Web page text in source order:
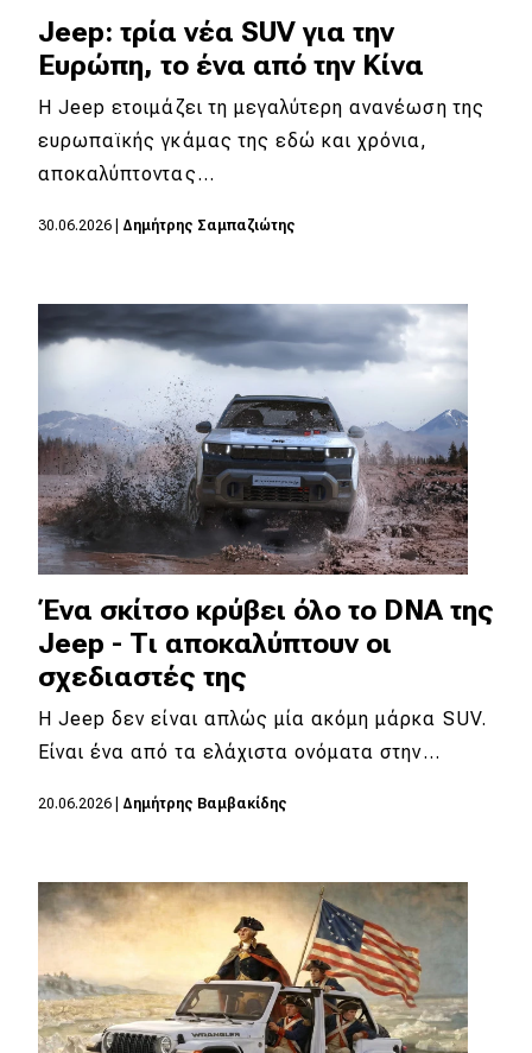
Νέα μοντέλα
Πρωτότυπα
Ελλάδα
Κόσμος
Απόψεις
Test Drive
Δοκιμή
Αποστολή
Συγκρίνουμε
Αγώνες
Formula 1
WRC
Motorsport
Eco
Νέα
Τεχνολογία
Mobility
Jeep: τρία νέα SUV για την
Ευρώπη, το ένα από την Κίνα
Η Jeep ετοιμάζει τη μεγαλύτερη ανανέωση της
ευρωπαϊκής γκάμας της εδώ και χρόνια,
αποκαλύπτοντας…
30.06.2026 Δημήτρης Σαμπαζιώτης
Ένα σκίτσο κρύβει όλο το DNA της
Jeep - Τι αποκαλύπτουν οι
σχεδιαστές της
Η Jeep δεν είναι απλώς μία ακόμη μάρκα SUV.
Είναι ένα από τα ελάχιστα ονόματα στην…
20.06.2026 Δημήτρης Βαμβακίδης